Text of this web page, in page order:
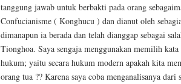
tanggung jawab untuk berbakti pada orang
Confucianisme ( Konghucu ) dan dianut oleh
dimanapun ia berada dan telah dianggap sebagai
Tionghoa. Saya sengaja menggunakan memilih
hukum; yaitu secara hukum modern apakah kita
orang tua ?? Karena saya coba menganalisanya